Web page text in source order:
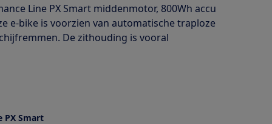
Line PX Smart middenmotor, 800Wh accu
e-bike is voorzien van automatische traploze
De zithouding is vooral
PX Smart